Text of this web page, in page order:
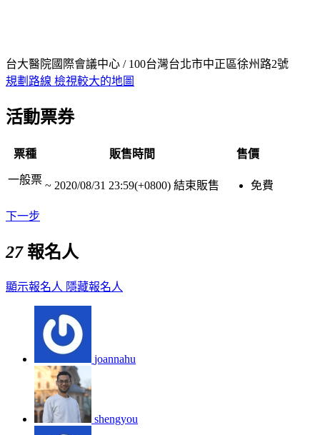
台大醫院國際會議中心 / 100台灣台北市中正區徐州路2號
規劃路線 檢視較大的地圖
活動票券
票種 販售時間 售價
一般票 ~ 2020/08/31 23:59(+0800) 結束販售 免費
下一步
27報名人
顯示報名人 隱藏報名人
joannahu
shengyou